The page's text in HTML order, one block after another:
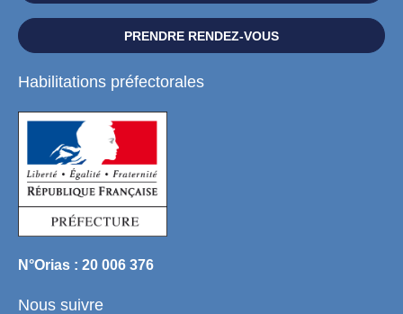
PRENDRE RENDEZ-VOUS
Habilitations préfectorales
N°Orias : 20 006 376
Nous suivre